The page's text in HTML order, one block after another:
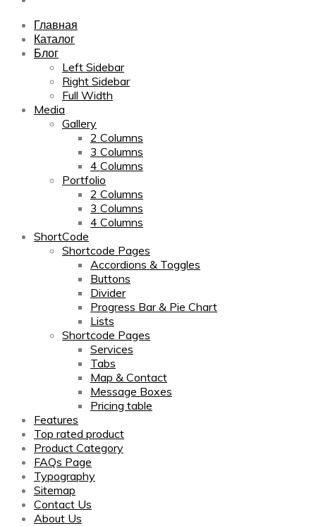
Главная
Каталог
Блог
Left Sidebar
Right Sidebar
Full Width
Media
Gallery
2 Columns
3 Columns
4 Columns
Portfolio
2 Columns
3 Columns
4 Columns
ShortCode
Shortcode Pages
Accordions & Toggles
Buttons
Divider
Progress Bar & Pie Chart
Lists
Shortcode Pages
Services
Tabs
Map & Contact
Message Boxes
Pricing table
Features
Top rated product
Product Category
FAQs Page
Typography
Sitemap
Contact Us
About Us